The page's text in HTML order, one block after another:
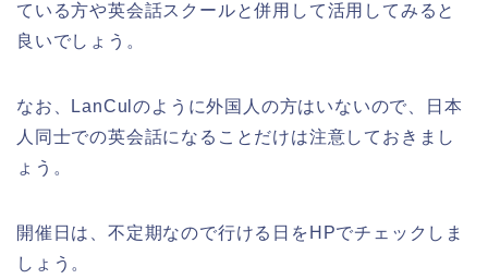
ている方や英会話スクールと併用して活用してみると
良いでしょう。
なお、LanCulのように外国人の方はいないので、日本
人同士での英会話になることだけは注意しておきまし
ょう。
開催日は、不定期なので行ける日をHPでチェックしま
しょう。